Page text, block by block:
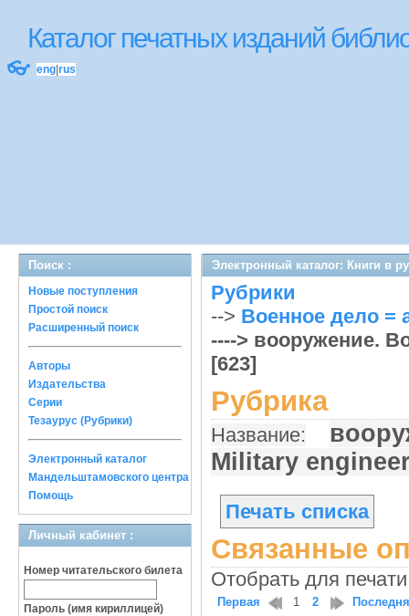
Каталог печатных изданий
👓 eng rus
Поиск :
Новые поступления
Простой поиск
Расширенный поиск
Авторы
Издательства
Серии
Тезаурус (Рубрики)
Электронный каталог
Мандельштамовского центра
Помощь
Личный кабинет :
Номер читательского билета
Пароль (имя кириллицей)
Электронный каталог: Книги в
Рубрики
--> Военное дело =
----> вооружение.
[623]
Рубрика
Название:
Military
Печать списка
Связанные
Отобрать для
Первая 1 2